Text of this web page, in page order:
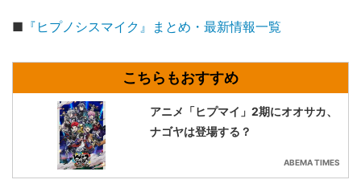
■ 『ヒプノシスマイク』まとめ・最新情報一覧
アニメ「ヒプマイ」2期にオオサカ、
ナゴヤは登場する？
ABEMA TIMES